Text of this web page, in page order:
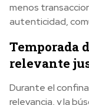
menos
autenticidad,
Temporada
relevante
Durante el
relevancia, y la